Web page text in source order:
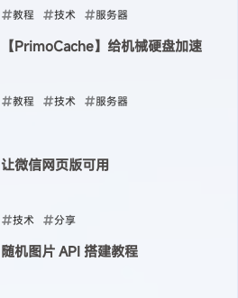
教程 技术 服务器
2025-04-12
【PrimoCache】给机械硬盘加速
教程 技术 服务器
让微信网页版可用
技术 分享
2024-12-25
随机图片 API 搭建教程